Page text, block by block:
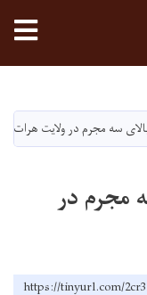
سه مجرم در ولايت هرات
مجرم در
https://tinyurl.com/